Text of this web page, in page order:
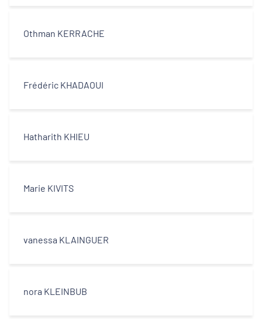
Othman KERRACHE
Frédéric KHADAOUI
Hatharith KHIEU
Marie KIVITS
vanessa KLAINGUER
nora KLEINBUB